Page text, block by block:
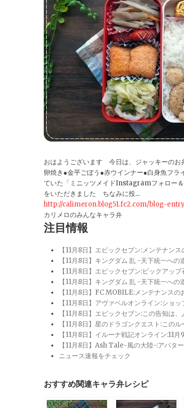
おはようございます 今日は、ジャッキーの
卵焼き●金平ごぼう●赤ウインナー●白身魚フ
ていた「ミニッツメイドInstagramフォロー
をいただきました ちなみに投...
http://calimeron.blog51.fc2.com/blog-
カリメロのみんなキャラ弁
注目情報
【11月8日】エピックセブン:メンテナン
【11月8日】キングダム 乱 -天下統一へ
【11月8日】エピックセブン:ピックアッ
【11月8日】キングダム 乱 -天下統一へ
【11月8日】FC MOBILE:メンテナンス
【11月8日】アヴァベルオンライン:ショ
【11月8日】エピックセブン:この告知は
【11月8日】星のドラゴンクエスト:この
【11月8日】イルーナ戦記オンライン:11
【11月8日】Ash Tale-風の大陸-:アバタ
ニュース速報をチェック
おすすめ関連キャラ弁レシピ